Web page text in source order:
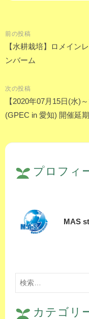
投
稿
ビ
ゲ
ー
ョ
前の投稿
【水耕栽培】ロメイン
ンバーム
次の投稿
【2020年07月15日(水)
(GPEC in 愛知) 開催延
プロフィ
MAS
検
カテゴリ